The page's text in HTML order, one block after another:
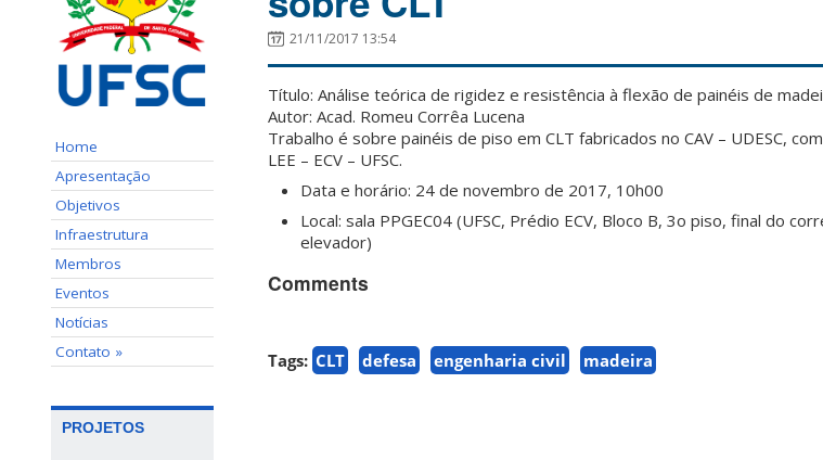
Home
Apresentação
Objetivos
Infraestrutura
Membros
Eventos
Notícias
Contato »
PROJETOS
21/11/2017 13:54
Título: Análise teórica de rigidez e resistência à flexão de painéis de
Autor: Acad. Romeu Corrêa Lucena
Trabalho é sobre painéis de piso em CLT fabricados no CAV – UDESC,
LEE – ECV – UFSC.
Data e horário: 24 de novembro de 2017, 10h00
Local: sala PPGEC04 (UFSC, Prédio ECV, Bloco B, 3o piso, final do
elevador)
Comments
Tags: CLT defesa engenharia civil madeira